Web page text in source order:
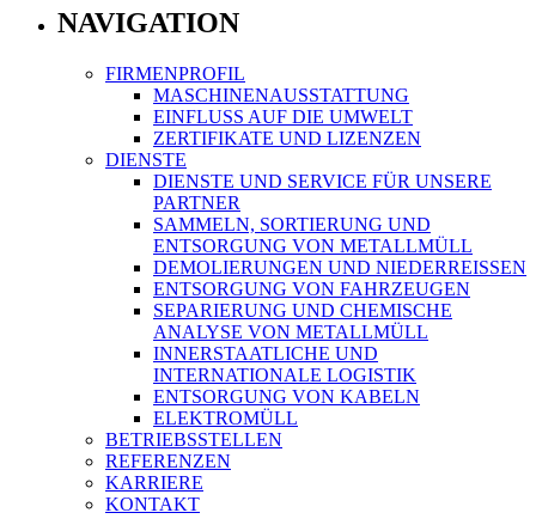
NAVIGATION
FIRMENPROFIL
MASCHINENAUSSTATTUNG
EINFLUSS AUF DIE UMWELT
ZERTIFIKATE UND LIZENZEN
DIENSTE
DIENSTE UND SERVICE FÜR UNSERE
PARTNER
SAMMELN, SORTIERUNG UND
ENTSORGUNG VON METALLMÜLL
DEMOLIERUNGEN UND NIEDERREISSEN
ENTSORGUNG VON FAHRZEUGEN
SEPARIERUNG UND CHEMISCHE
ANALYSE VON METALLMÜLL
INNERSTAATLICHE UND
INTERNATIONALE LOGISTIK
ENTSORGUNG VON KABELN
ELEKTROMÜLL
BETRIEBSSTELLEN
REFERENZEN
KARRIERE
KONTAKT